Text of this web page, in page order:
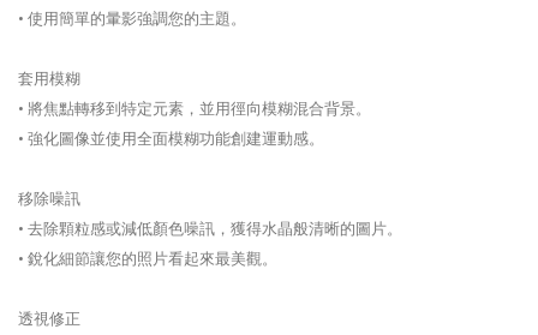
• 使用簡單的暈影強調您的主題。
套用模糊
• 將焦點轉移到特定元素，並用徑向模糊混合背景。
• 強化圖像並使用全面模糊功能創建運動感。
移除噪訊
• 去除顆粒感或減低顏色噪訊，獲得水晶般清晰的圖片。
• 銳化細節讓您的照片看起來最美觀。
透視修正